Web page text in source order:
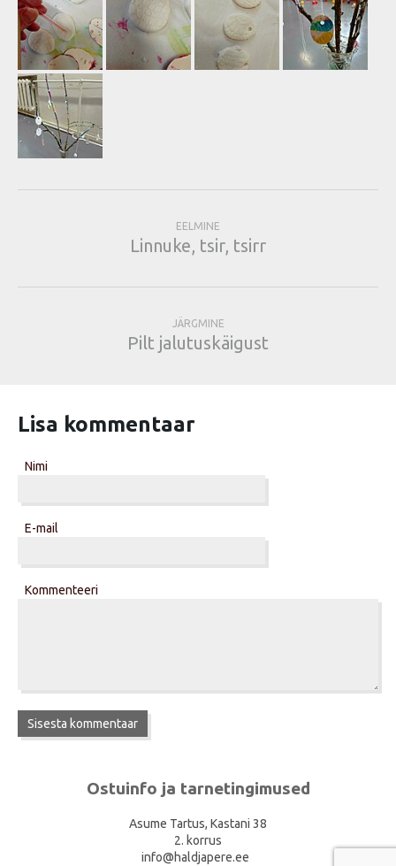
EELMINE
Linnuke, tsir, tsirr
JÄRGMINE
Pilt jalutuskäigust
Lisa kommentaar
Nimi
E-mail
Kommenteeri
Ostuinfo ja tarnetingimused
Asume Tartus, Kastani 38
2. korrus
info@haldjapere.ee